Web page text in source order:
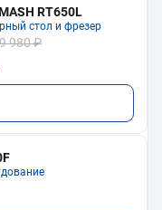
RT650L
стол и фрезер
980 ₽